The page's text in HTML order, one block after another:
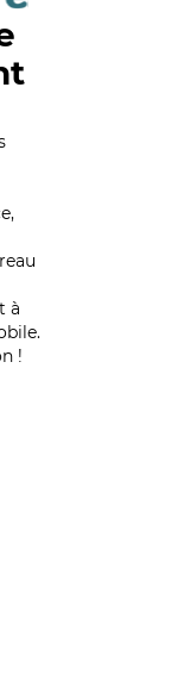
à
!